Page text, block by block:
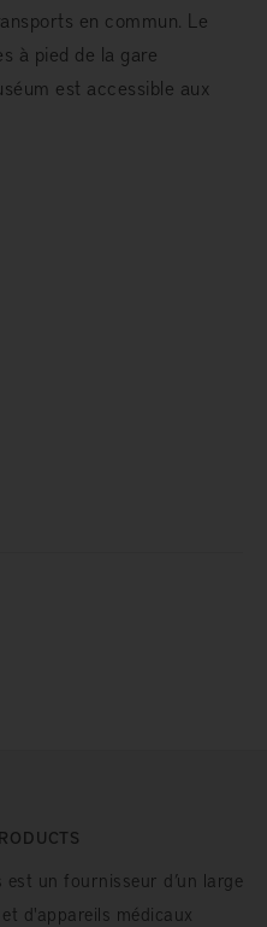
en commun. Le
à pied de la gare
est accessible aux
un fournisseur d’un large
d'appareils médicaux